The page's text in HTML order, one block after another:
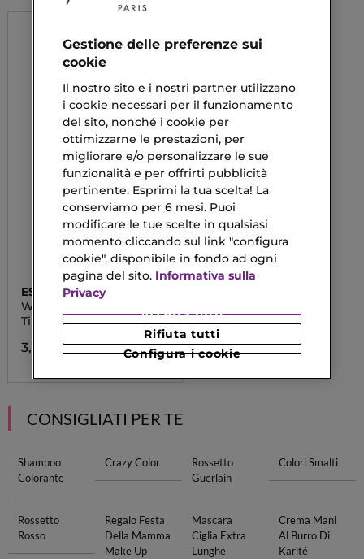
ESSENCE
WHAT THE FLUFF?!
Tinta Labbra
3,89 €
CONSIGLIATI PER TE
Shampoo
Colorante
Crazy Color
Rossetto
Guerlain
Colori Smalti
Rossetto
Rosso
Regalo Festa
Della Mamma
Make Up
Mascara
Ciglia Extra
Lunghe
Crema Mani
Al Burro Di
Karité
Gestione delle preferenze sui
cookie
Il nostro sito e i nostri partner utilizzano
i cookie necessari per il funzionamento
del sito, nonché i cookie per
ottimizzarne le prestazioni, per
migliorare e/o personalizzare le sue
funzionalità e per offrirti pubblicità
pertinente. Esprimi la tua scelta! La
conserviamo per 6 mesi. Puoi
modificare le tue scelte in qualsiasi
momento cliccando sul link "configura
cookie", disponibile in fondo ad ogni
pagina del sito. Informativa sulla
Privacy
Configura i cookie
Rifiuta tutti
Accetta tutti